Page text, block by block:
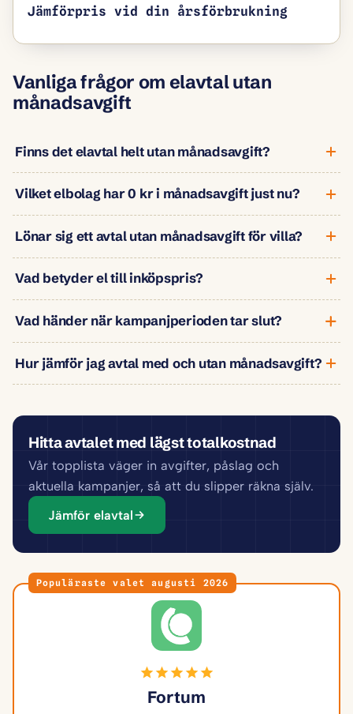
Jämförpris vid din årsförbrukning
Vanliga frågor om elavtal utan
månadsavgift
Finns det elavtal helt utan månadsavgift?
Vilket elbolag har 0 kr i månadsavgift just nu?
Lönar sig ett avtal utan månadsavgift för villa?
Vad betyder el till inköpspris?
Vad händer när kampanjperioden tar slut?
Hur jämför jag avtal med och utan månadsavgift?
Hitta avtalet med lägst totalkostnad
Vår topplista väger in avgifter, påslag och
aktuella kampanjer, så att du slipper räkna själv.
Jämför elavtal
Populäraste valet augusti 2026
Fortum